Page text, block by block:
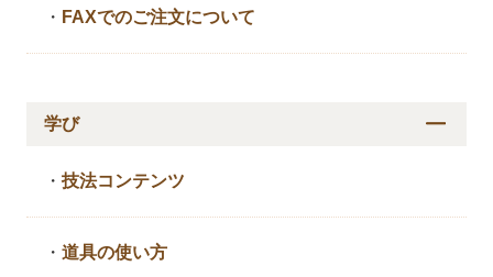
・ FAXでのご注文について
学び
・技法コンテンツ
・道具の使い方